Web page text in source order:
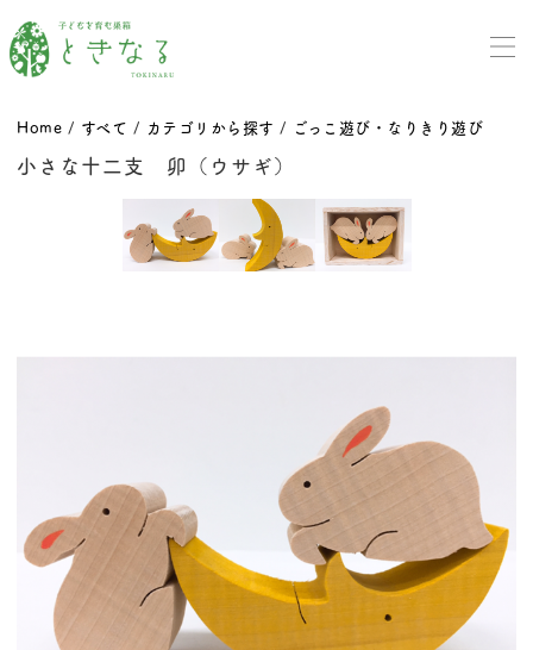
Home / すべて / カテゴリから探す / ごっこ遊び・なりきり遊び
小さな十二支 卯（ウサギ）